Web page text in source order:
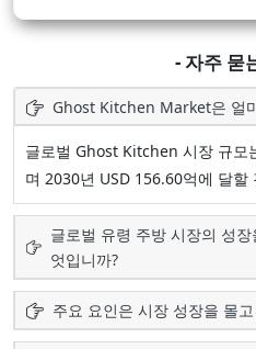
- 자주 묻
Ghost Kitchen Market은 얼
글로벌 Ghost Kitchen 시장 규모
며 2030년 USD 156.60억에 달할
글로벌 유령 주방 시장의 성
엇입니까?
주요 요인은 시장 성장을 몰